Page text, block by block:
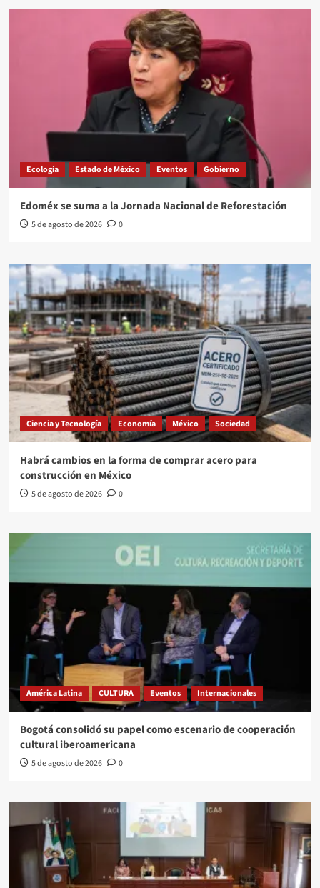
Ecología Estado de México Eventos Gobierno
Edoméx se suma a la Jornada Nacional de Reforestación
5 de agosto de 2026 0
Ciencia y Tecnología Economía México Sociedad
Habrá cambios en la forma de comprar acero para
construcción en México
5 de agosto de 2026 0
América Latina CULTURA Eventos Internacionales
Bogotá consolidó su papel como escenario de cooperación
cultural iberoamericana
5 de agosto de 2026 0